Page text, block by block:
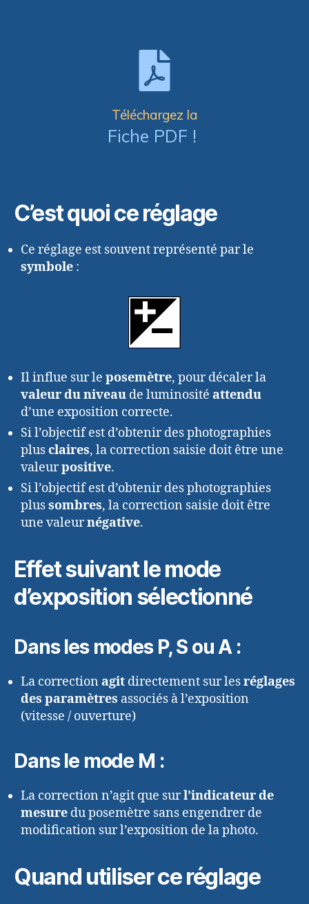
Téléchargez la
Fiche PDF !
C’est quoi ce réglage
Ce réglage est souvent représenté par le
symbole :
Il influe sur le posemètre, pour décaler la
valeur du niveau de luminosité attendu
d’une exposition correcte.
Si l’objectif est d’obtenir des photographies
plusclaires, la correction saisie doit être une
valeurpositive.
Si l’objectif est d’obtenir des photographies
plussombres, la correction saisie doit être
une valeurnégative.
Effet suivant le mode
d’exposition sélectionné
Dans les modes P, S ou A :
La correction agit directement sur lesréglages
des paramètres associés à l’exposition
(vitesse / ouverture)
Dans le mode M :
La correction n’agit que surl’indicateur de
mesure du posemètre sans engendrer de
modification sur l’exposition de la photo.
Quand utiliser ce réglage